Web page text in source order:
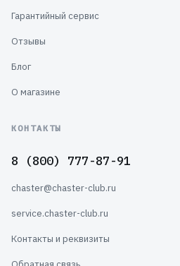
Гарантийный сервис
Отзывы
Блог
О магазине
КОНТАКТЫ
8 (800) 777-87-91
chaster@chaster-club.ru
service.chaster-club.ru
Контакты и реквизиты